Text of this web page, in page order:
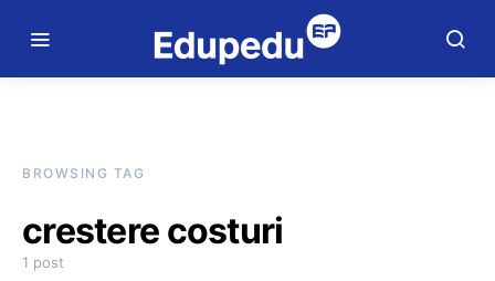
BROWSING TAG
crestere costuri
1 post